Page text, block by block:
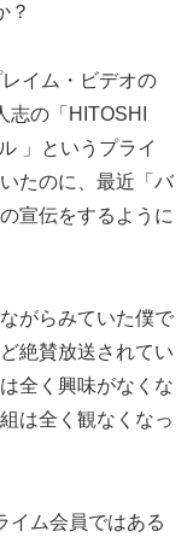
？
イム・ビデオの
の「HITOSHI
」というプライ
たのに、最近「バ
宣伝をするように
がらみていた僕で
絶賛放送されてい
全く興味がなくな
は全く観なくなっ
イム会員ではある